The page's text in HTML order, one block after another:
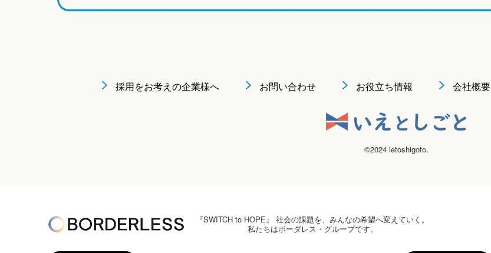
採用をお考えの企業様へ お問い合わせ お役立ち情報 会社概要
©2024 ietoshigoto.
『SWITCH to HOPE』 社会の課題を、みんなの希望へ変えていく。
私たちはボーダレス・グループです。